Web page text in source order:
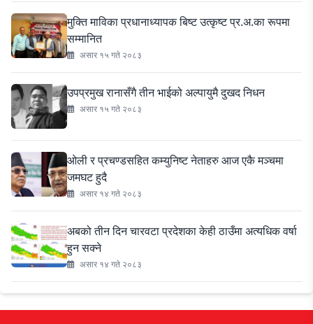
मुक्ति माविका प्रधानाध्यापक बिष्ट उत्कृष्ट प्र.अ.का रूपमा
सम्मानित
असार १५ गते २०८३
उपप्रमुख रानासँगै तीन भाईको अल्पायुमै दुखद निधन
असार १५ गते २०८३
ओली र प्रचण्डसहित कम्युनिष्ट नेताहरु आज एकै मञ्चमा
जमघट हुदै
असार १४ गते २०८३
अबको तीन दिन चारवटा प्रदेशका केही ठाउँमा अत्यधिक वर्षा
हुन सक्ने
असार १४ गते २०८३